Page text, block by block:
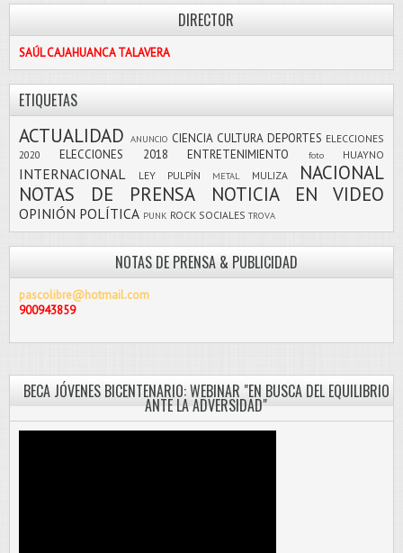
DIRECTOR
SAÚL CAJAHUANCA TALAVERA
ETIQUETAS
ACTUALIDAD ANUNCIO CIENCIA CULTURA DEPORTES ELECCIONES
2020
ELECCIONES 2018 ENTRETENIMIENTO foto HUAYNO
INTERNACIONAL LEY PULPÍN METAL MULIZA
NACIONAL
NOTAS DE PRENSA
NOTICIA EN VIDEO
OPINIÓN POLÍTICA PUNK ROCK SOCIALES TROVA
NOTAS DE PRENSA & PUBLICIDAD
pascolibre@hotmail.com
900943859
BECA JÓVENES BICENTENARIO: WEBINAR "EN BUSCA DEL EQUILIBRIO
ANTE LA ADVERSIDAD"